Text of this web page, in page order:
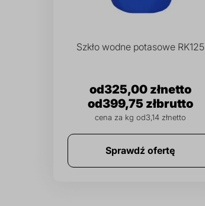
Szkło wodne potasowe RK125
399,75 zł
325,00 zł
cena za kg od3,14 zł
Sprawdź ofertę